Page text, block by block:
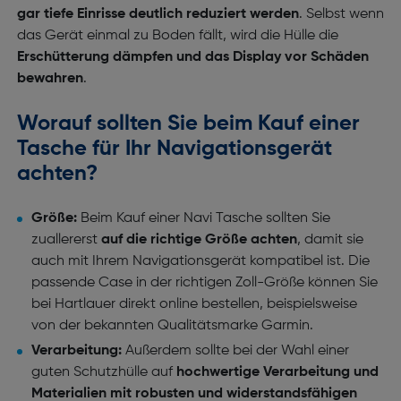
gar tiefe Einrisse deutlich reduziert werden. Selbst wenn
das Gerät einmal zu Boden fällt, wird die Hülle die
Erschütterung dämpfen und das Display vor Schäden
bewahren.
Worauf sollten Sie beim Kauf einer
Tasche für Ihr Navigationsgerät
achten?
Größe:Beim Kauf einer Navi Tasche sollten Sie
zuallererst auf die richtige Größe achten, damit sie
auch mit
Ihrem Navigationsgerät kompatibel ist. Die
passende Case in der richtigen Zoll-Größe können Sie
bei Hartlauer direkt online bestellen, beispielsweise
von der bekannten Qualitätsmarke Garmin.
Verarbeitung:Außerdem sollte bei der Wahl einer
guten Schutzhülle aufhochwertige Verarbeitung und
Materialien mit robusten und widerstandsfähigen